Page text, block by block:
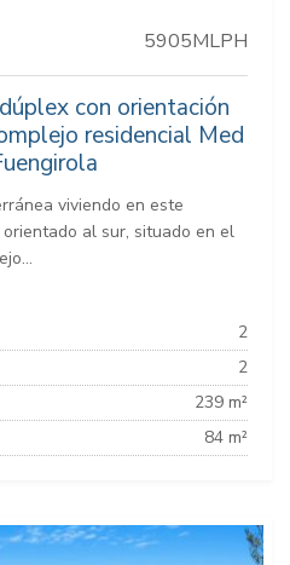
5905MLPH
con orientación
residencial Med
viviendo en este
al sur, situado en el
2
2
239 m²
84 m²